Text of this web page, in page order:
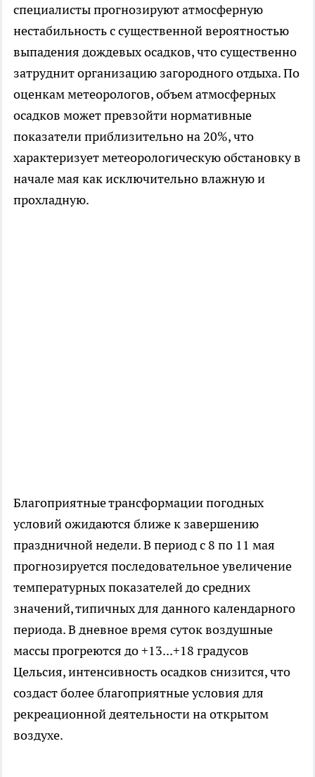
специалисты прогнозируют атмосферную
нестабильность с существенной вероятностью
выпадения дождевых осадков, что существенно
затруднит организацию загородного отдыха. По
оценкам метеорологов, объем атмосферных
осадков может превзойти нормативные
показатели приблизительно на 20%, что
характеризует метеорологическую обстановку в
начале мая как исключительно влажную и
прохладную.
Благоприятные трансформации погодных
условий ожидаются ближе к завершению
праздничной недели. В период с 8 по 11 мая
прогнозируется последовательное увеличение
температурных показателей до средних
значений, типичных для данного календарного
периода. В дневное время суток воздушные
массы прогреются до +13...+18 градусов
Цельсия, интенсивность осадков снизится, что
создаст более благоприятные условия для
рекреационной деятельности на открытом
воздухе.